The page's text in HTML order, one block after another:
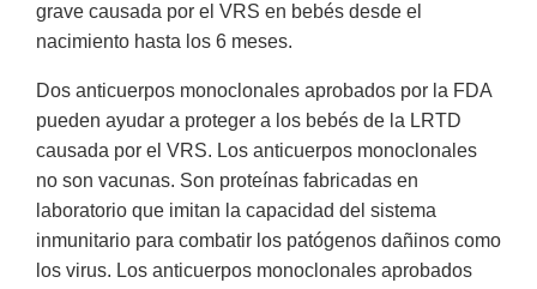
grave causada por el VRS en bebés desde el
nacimiento hasta los 6 meses.
Dos anticuerpos monoclonales aprobados por la FDA
pueden ayudar a proteger a los bebés de la LRTD
causada por el VRS. Los anticuerpos monoclonales
no son vacunas. Son proteínas fabricadas en
laboratorio que imitan la capacidad del sistema
inmunitario para combatir los patógenos dañinos como
los virus. Los anticuerpos monoclonales aprobados